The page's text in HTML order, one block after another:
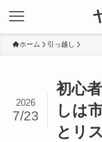
ホーム 引っ越し
初心
しは
とリ
2026
7/23